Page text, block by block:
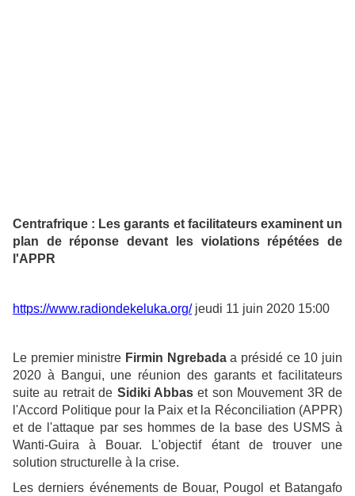
Centrafrique : Les garants et facilitateurs examinent un
plan de réponse devant les violations répétées de
l'APPR
https://www.radiondekeluka.org/jeudi 11 juin 2020 15:00
Le premier ministre Firmin Ngrebadaa présidé ce 10 juin
2020 à Bangui, une réunion des garants et facilitateurs
suite au retrait de Sidiki Abbas et son Mouvement 3R de
l'Accord Politique pour la Paix et la Réconciliation (APPR)
et de l'attaque par ses hommes de la base des USMS à
Wanti-Guira à Bouar. L'objectif étant de trouver une
solution structurelle à la crise.
Les derniers événements de Bouar, Pougol et Batangafo